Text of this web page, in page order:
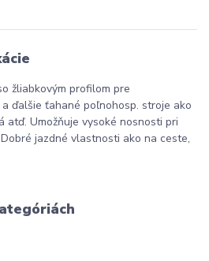
žliabkovým profilom pre
ďalšie ťahané poľnohosp. stroje ako
atď. Umožňuje vysoké nosnosti pri
jazdné vlastnosti ako na ceste,